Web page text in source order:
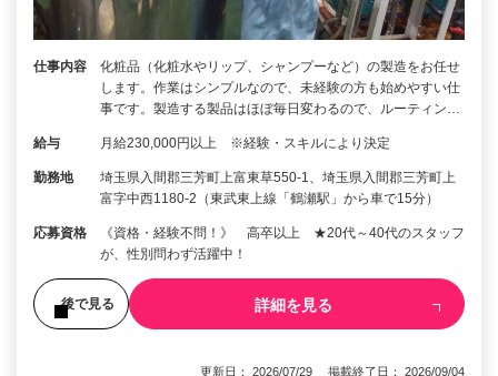
仕事内容
化粧品（化粧水やリップ、シャンプーなど）の製造をお任せ
します。作業はシンプルなので、未経験の方も始めやすい仕
事です。製造する製品はほぼ毎日変わるので、ルーティン…
給与 月給230,000円以上 ※経験・スキルにより決定
勤務地
埼玉県入間郡三芳町上富東草550-1、埼玉県入間郡三芳町上
富字中西1180-2（東武東上線「鶴瀬駅」から車で15分）
応募資格
《資格・経験不問！》 高卒以上 ★20代～40代のスタッフ
が、性別問わず活躍中！
後で見る 詳細を見る
更新日： 2026/07/29 掲載終了日： 2026/09/04